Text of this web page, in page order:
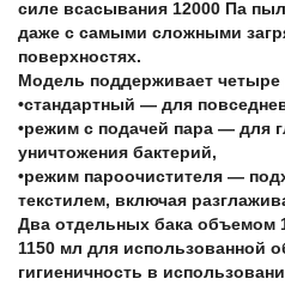
силе всасывания 12000 Па
даже с самыми сложными
поверхностях.
Модель поддерживает
•стандартный — для
•режим с подачей пара — для
уничтожения бактерий,
•режим пароочистителя —
текстилем, включая
Два отдельных бака объемом
1150 мл для использованной
гигиеничность в